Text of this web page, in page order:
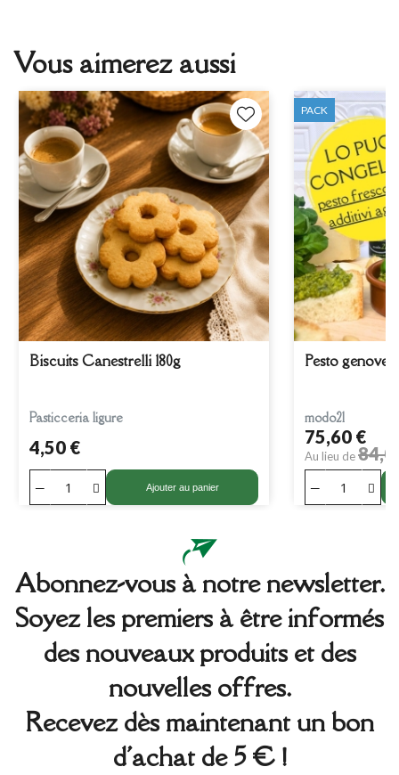
Vous aimerez aussi
Biscuits Canestrelli 180g
Pasticceria ligure
4,50 €
Ajouter au panier
Pesto
modo21
75,60 €
Au lieu de
PACK
Abonnez-vous à notre newsletter.
Soyez les premiers à être informés
des nouveaux produits et des
nouvelles offres.
Recevez dès maintenant un bon
d'achat de 5 € !